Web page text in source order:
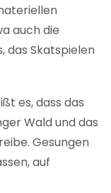
auch die
das Skatspielen
es, dass das
Wald und das
Gesungen
auf